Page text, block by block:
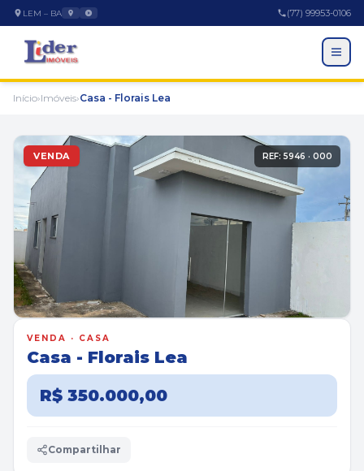
LEM – BA (77) 99953-0106
EMPRESA
A Empresa
Trabalhe Conosco
Início›Imóveis›Casa - Florais Lea
VENDA REF: 5946 · 000
VENDA · CASA
Casa - Florais Lea
R$ 350.000,00
Compartilhar